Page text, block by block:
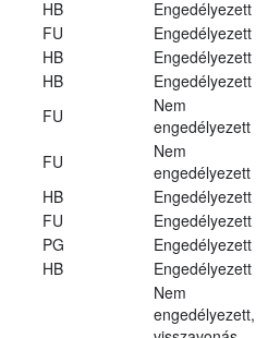
HB
Engedélyezett
FU
Engedélyezett
HB
Engedélyezett
HB
Engedélyezett
FU
Nem
engedélyezett
FU
Nem
engedélyezett
HB
Engedélyezett
FU
Engedélyezett
PG
Engedélyezett
HB Engedélyezett
Nem
engedélyezett,